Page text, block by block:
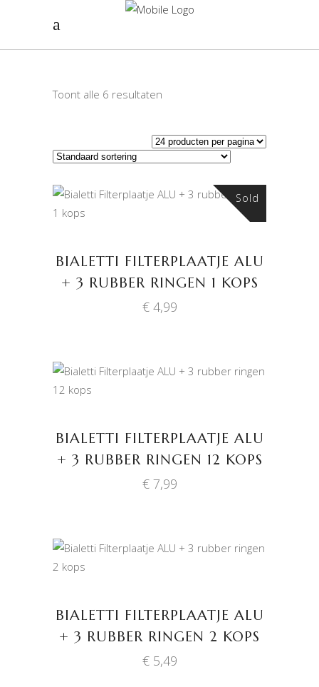
Toont alle 6 resultaten
Sold
BIALETTI FILTERPLAATJE ALU
+ 3 RUBBER RINGEN 1 KOPS
€4,99
BIALETTI FILTERPLAATJE ALU
+ 3 RUBBER RINGEN 12 KOPS
€7,99
BIALETTI FILTERPLAATJE ALU
+ 3 RUBBER RINGEN 2 KOPS
€5,49